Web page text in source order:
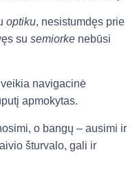
optiku, nesistumdęs prie
su semiorke nebūsi
navigacinė
apmokytas.
o bangų – ausimi ir
šturvalo, gali ir